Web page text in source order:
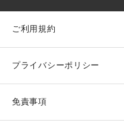
ご利用規約
プライバシーポリシー
免責事項